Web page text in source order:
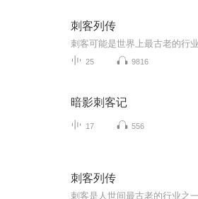
刺客列传
25 9816
暗影刺客记
17 556
刺客列传